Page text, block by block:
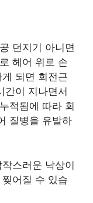
던지기 아니면
헤어 위로 손
되면 회전근
간이 지나면서
적됨에 따라 회
질병을 유발하
스러운 낙상이
어질 수 있습